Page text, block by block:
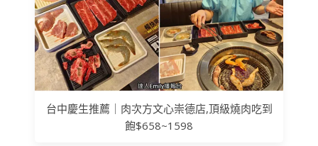
台中慶生推薦｜肉次方文心崇德店,頂級燒肉吃到
飽$658~1598